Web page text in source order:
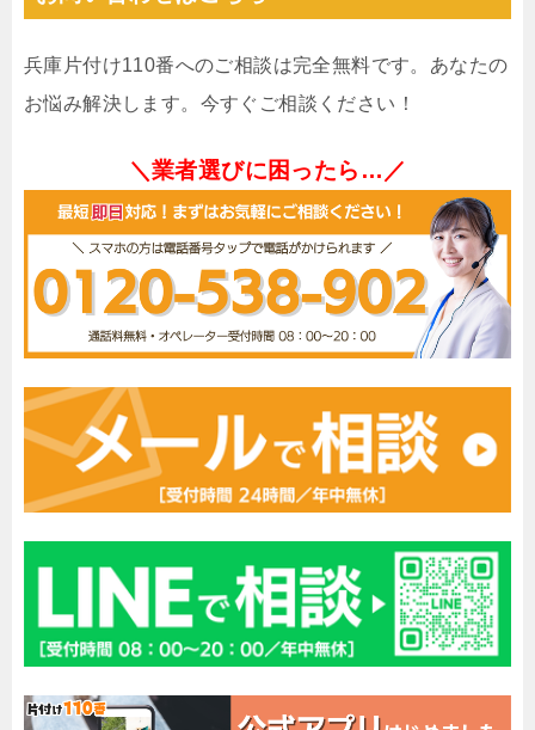
兵庫片付け110番へのご相談は完全無料です。あなたの
お悩み解決します。今すぐご相談ください！
＼業者選びに困ったら…／